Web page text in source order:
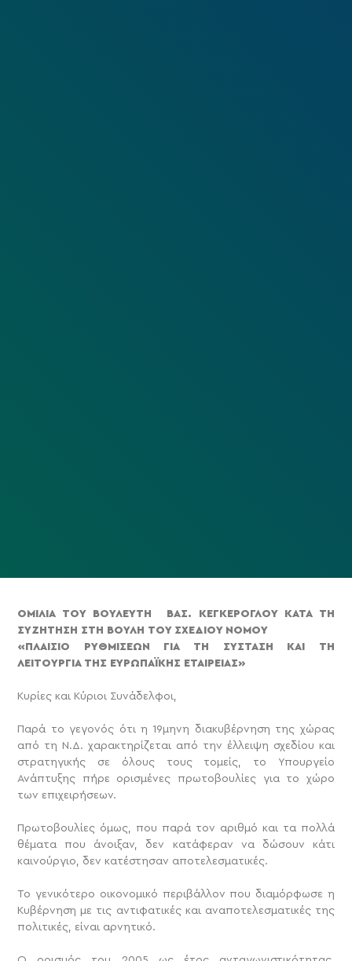
ΟΜΙΛΙΑ ΤΟΥ ΒΟΥΛΕΥΤΗ ΒΑΣ. ΚΕΓΚΕΡΟΓΛΟΥ ΚΑΤΑ ΤΗ
ΣΥΖΗΤΗΣΗ ΣΤΗ ΒΟΥΛΗ ΤΟΥ ΣΧΕΔΙΟΥ ΝΟΜΟΥ
«ΠΛΑΙΣΙΟ ΡΥΘΜΙΣΕΩΝ ΓΙΑ ΤΗ ΣΥΣΤΑΣΗ ΚΑΙ ΤΗ
ΛΕΙΤΟΥΡΓΙΑ ΤΗΣ ΕΥΡΩΠΑΪΚΗΣ ΕΤΑΙΡΕΙΑΣ»
Κυρίες και Κύριοι Συνάδελφοι,
Παρά το γεγονός ότι η 19μηνη διακυβέρνηση της χώρας
από τη Ν.Δ. χαρακτηρίζεται από την έλλειψη σχεδίου και
στρατηγικής σε όλους τους τομείς, το Υπουργείο
Ανάπτυξης πήρε ορισμένες πρωτοβουλίες για το χώρο
των επιχειρήσεων.
Πρωτοβουλίες όμως, που παρά τον αριθμό και τα πολλά
θέματα που άνοιξαν, δεν κατάφεραν να δώσουν κάτι
καινούργιο, δεν κατέστησαν αποτελεσματικές.
Το γενικότερο οικονομικό περιβάλλον που διαμόρφωσε η
Κυβέρνηση με τις αντιφατικές και αναποτελεσματικές της
πολιτικές, είναι αρνητικό.